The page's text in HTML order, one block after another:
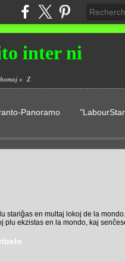
inter ni
» Z
Panoramo
stariĝas en multaj lokoj de la
plu ekzistas en la mondo, kaj